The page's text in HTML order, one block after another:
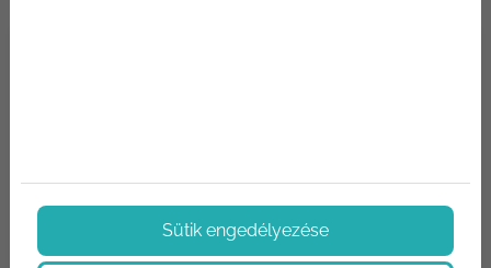
Sütik engedélyezése